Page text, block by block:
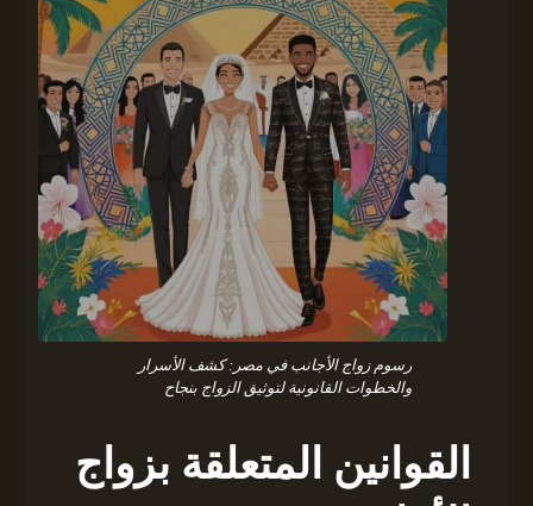
رسوم زواج الأجانب في مصر: كشف الأسرار
والخطوات القانونية لتوثيق الزواج بنجاح
القوانين المتعلقة بزواج